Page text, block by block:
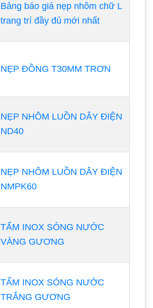
Bảng báo giá nẹp nhôm chữ L
trang trí đầy đủ mới nhất
NẸP ĐỒNG T30MM TRƠN
NẸP NHÔM LUỒN DÂY ĐIỆN
ND40
NẸP NHÔM LUỒN DÂY ĐIỆN
NMPK60
TẤM INOX SÓNG NƯỚC
VÀNG GƯƠNG
TẤM INOX SÓNG NƯỚC
TRẮNG GƯƠNG